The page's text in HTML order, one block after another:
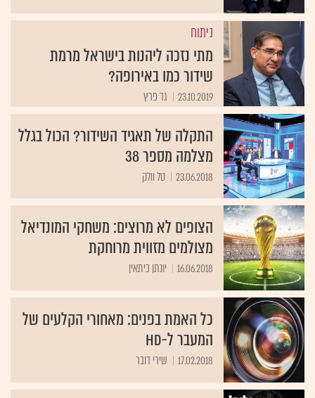
ניתוח
מתי נזכה ליהנות בישראל מרמת
שידור כמו באירופה?
23.10.2019 גד פרץ
התקלה של תאגיד השידור? הכול בגלל
מצלמה מספר 38
23.06.2018 טל וולק
הצופים לא מרוצים: משחקי המונדיאל
מצולמים מזווית מרוחקת
16.06.2018 יונתן כיתאין
כל האמת בפנים: מאחורי הקלעים של
המעבר ל-HD
17.02.2018 שירי דובר